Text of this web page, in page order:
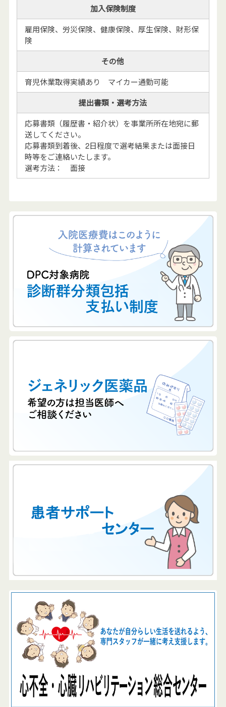
加入保険制度
雇用保険、労災保険、健康保険、厚生保険、財形保
険
その他
育児休業取得実績あり マイカー通勤可能
提出書類・選考方法
応募書類（履歴書・紹介状）を事業所所在地宛に郵
送してください。
応募書類到着後、2日程度で選考結果または面接日
時等をご連絡いたします。
選考方法： 面接